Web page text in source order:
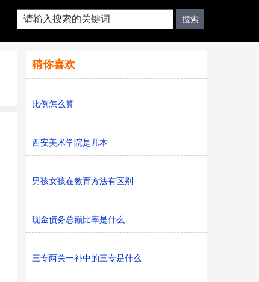
猜你喜欢
比例怎么算
西安美术学院是几本
男孩女孩在教育方法有区别
现金债务总额比率是什么
三专两关一补中的三专是什么